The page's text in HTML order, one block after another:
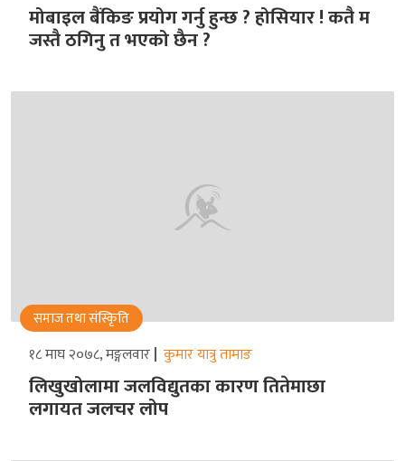
मोबाइल बैंकिङ प्रयोग गर्नु हुन्छ ? होसियार ! कतै म
जस्तै ठगिनु त भएको छैन ?
समाज तथा संस्किृति
१८ माघ २०७८, मङ्गलवार कुमार यात्रु तामाङ
लिखुखोलामा जलविद्युतका कारण तितेमाछा
लगायत जलचर लोप